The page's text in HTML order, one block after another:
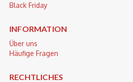
Black Friday
INFORMATION
Über uns
Häufige Fragen
RECHTLICHES